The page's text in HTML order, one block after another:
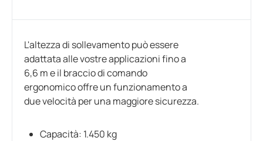
L'altezza di sollevamento può essere
adattata alle vostre applicazioni fino a
6,6 m e il braccio di comando
ergonomico offre un funzionamento a
due velocità per una maggiore sicurezza.
Capacità: 1.450 kg